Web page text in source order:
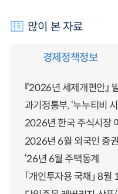
많이 본 자료
경제정책정보
『2026년 세제개편안』
과기정통부, ‘누누티비
2026년 한국 주식시장
2026년 6월 외국인 증
‘26년 6월 주택통계
「개인투자용 국채」 8